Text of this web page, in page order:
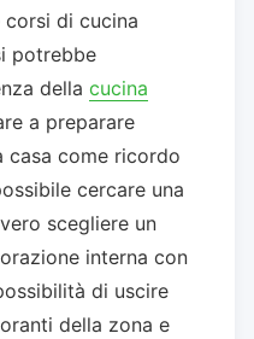
di cucina
potrebbe
della cucina
a preparare
come ricordo
cercare una
scegliere un
interna con
di uscire
della zona e